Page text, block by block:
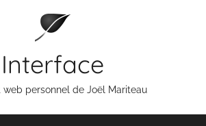
Interface
web personnel de Joël Mariteau